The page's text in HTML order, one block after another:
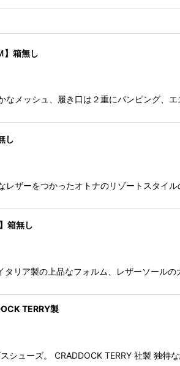
】箱無し
メッシュ、履き口は２重にパンピング、
し
ザーをつかったオトナのリゾートスタイ
箱無し
ア製の上品なフォルム、レザーソール
TERRY製
ューズ。 CRADDOCK TERRY 社製 独特